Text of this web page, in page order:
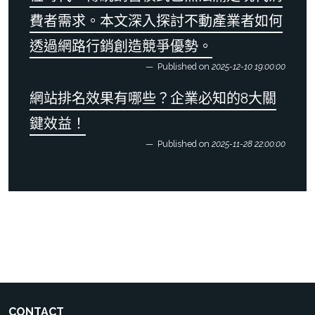
費者需求。本文深入探討不動產業者如何
透過網路行銷創造競爭優勢。
Published on 2025-12-10 19:00:00
網站排名效果有哪些？企業必知的8大關
鍵效益！
Published on 2025-11-28 22:00:00
CONTACT